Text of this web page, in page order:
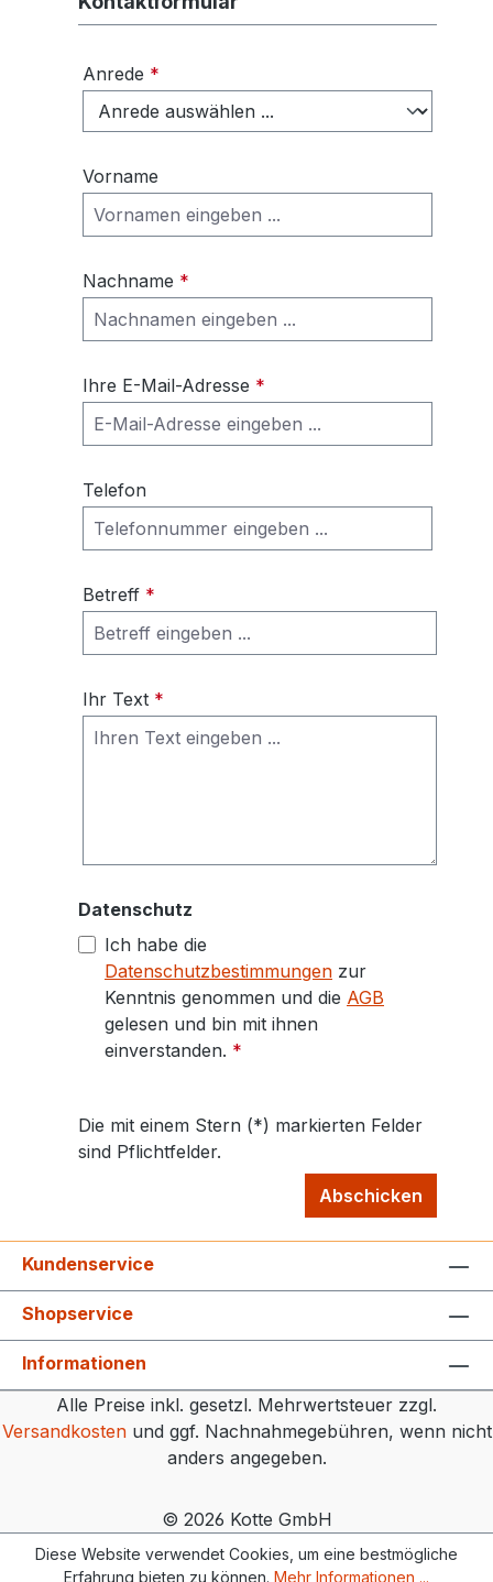
Anrede *
Vorname
Nachname *
Ihre E-Mail-Adresse *
Telefon
Betreff *
Ihr Text *
Datenschutz
Ich habe die
Datenschutzbestimmungen zur
Kenntnis genommen und die AGB
gelesen und bin mit ihnen
einverstanden. *
Die mit einem Stern (*) markierten Felder
sind Pflichtfelder.
Abschicken
Kundenservice
Shopservice
Informationen
Alle Preise inkl. gesetzl. Mehrwertsteuer zzgl.
Versandkostenund ggf. Nachnahmegebühren, wenn nicht
anders angegeben.
© 2026 Kotte GmbH
Diese Website verwendet Cookies, um eine bestmögliche
Erfahrung bieten zu können. Mehr Informationen ...